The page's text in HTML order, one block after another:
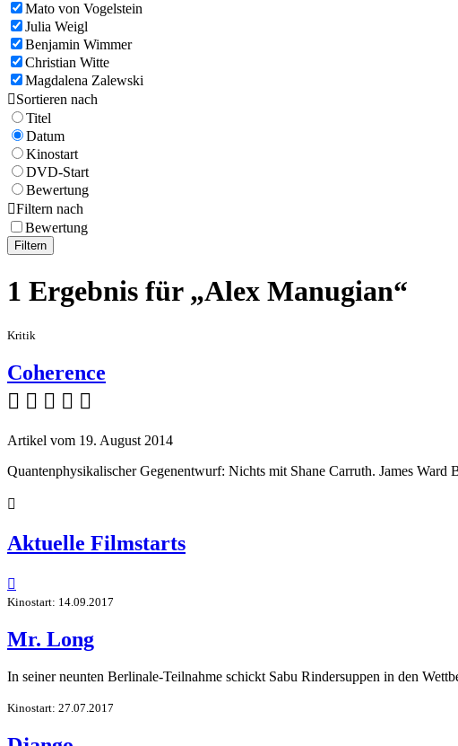
Mato von Vogelstein
Julia Weigl
Benjamin Wimmer
Christian Witte
Magdalena Zalewski
Sortieren nach
Titel
Datum
Kinostart
DVD-Start
Bewertung
Filtern nach
Bewertung
Filtern
1 Ergebnis für „Alex Manugian“
Kritik
Coherence
    
Artikel vom 19. August 2014
Quantenphysikalischer Gegenentwurf: Nichts mit Shane Carruth. James

Aktuelle Filmstarts

Kinostart: 14.09.2017
Mr. Long
In seiner neunten Berlinale-Teilnahme schickt Sabu Rindersuppen in den
Kinostart: 27.07.2017